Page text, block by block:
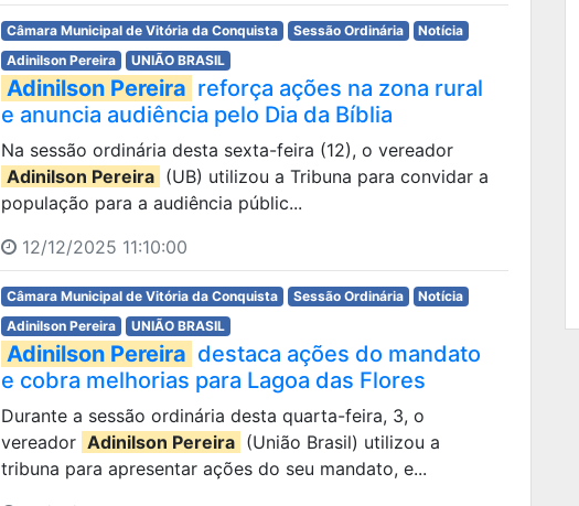
Câmara Municipal de Vitória da Conquista Sessão Ordinária
Notícia
Adinilson Pereira
UNIÃO BRASIL
Adinilson Pereira reforça ações na zona rural
e anuncia audiência pelo Dia da Bíblia
Na sessão ordinária desta sexta-feira (12), o vereador
Adinilson Pereira (UB) utilizou a Tribuna para convidar a
população para a audiência públic...
12/12/2025 11:10:00
Câmara Municipal de Vitória da Conquista Sessão Ordinária
Notícia
Adinilson Pereira
UNIÃO BRASIL
Adinilson Pereira destaca ações do mandato
e cobra melhorias para Lagoa das Flores
Durante a sessão ordinária desta quarta-feira, 3, o
vereador Adinilson Pereira (União Brasil) utilizou a
tribuna para apresentar ações do seu mandato, e...